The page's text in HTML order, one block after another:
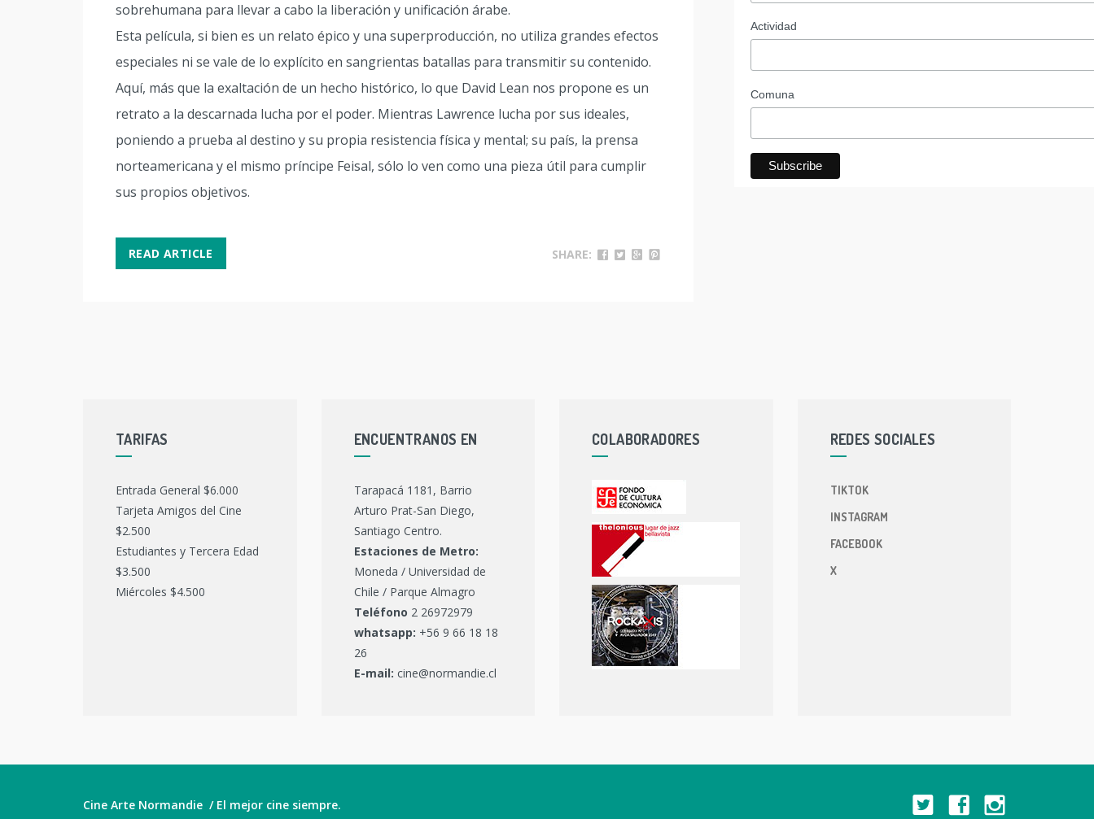
sobrehumana para llevar a cabo la liberación y unificación árabe.
Esta película, si bien es un relato épico y una superproducción, no utiliza grandes efectos
especiales ni se vale de lo explícito en sangrientas batallas para transmitir su contenido.
Aquí, más que la exaltación de un hecho histórico, lo que David Lean nos propone es un
retrato a la descarnada lucha por el poder. Mientras Lawrence lucha por sus ideales,
poniendo a prueba al destino y su propia resistencia física y mental; su país, la prensa
norteamericana y el mismo príncipe Feisal, sólo lo ven como una pieza útil para cumplir
sus propios objetivos.
READ ARTICLE SHARE:
Actividad
Comuna
TARIFAS
Entrada General $6.000
Tarjeta Amigos del Cine
$2.500
Estudiantes y Tercera Edad
$3.500
Miércoles $4.500
ENCUENTRANOS EN
Tarapacá 1181, Barrio
Arturo Prat-San Diego,
Santiago Centro.
Estaciones de Metro:
Moneda / Universidad de
Chile / Parque Almagro
Teléfono 2 26972979
whatsapp: +56 9 66 18 18
26
E-mail: cine@normandie.cl
COLABORADORES REDES SOCIALES
TIKTOK
INSTAGRAM
FACEBOOK
X
Cine Arte Normandie / El mejor cine siempre.